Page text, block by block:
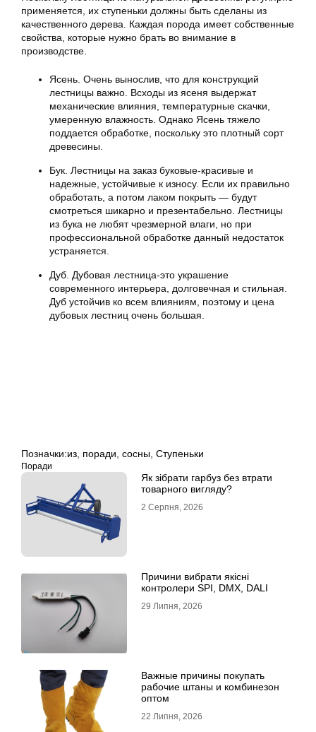
применяется, их ступеньки должны быть сделаны из
качественного дерева. Каждая порода имеет собственные
свойства, которые нужно брать во внимание в
производстве.
Ясень. Очень вынослив, что для конструкций
лестницы важно. Всходы из ясеня выдержат
механические влияния, температурные скачки,
умеренную влажность. Однако Ясень тяжело
поддается обработке, поскольку это плотный сорт
древесины.
Бук. Лестницы на заказ буковые-красивые и
надежные, устойчивые к износу. Если их правильно
обработать, а потом лаком покрыть — будут
смотреться шикарно и презентабельно. Лестницы
из бука не любят чрезмерной влаги, но при
профессиональной обработке данный недостаток
устраняется.
Дуб. Дубовая лестница-это украшение
современного интерьера, долговечная и стильная.
Дуб устойчив ко всем влияниям, поэтому и цена
дубовых лестниц очень большая.
Позначки:из поради сосны Ступеньки
Поради
Як зібрати гарбуз без втрати
товарного вигляду?
2 Серпня, 2026
Причини вибрати якісні
контролери SPI, DMX, DALI
29 Липня, 2026
Важные причины покупать
рабочие штаны и комбинезон
оптом
22 Липня, 2026